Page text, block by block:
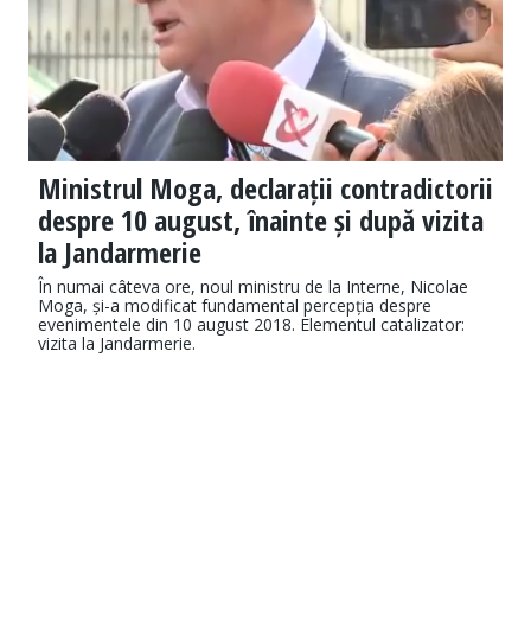
Ministrul Moga, declarații contradictorii
despre 10 august, înainte și după vizita
la Jandarmerie
În numai câteva ore, noul ministru de la Interne, Nicolae
Moga, și-a modificat fundamental percepția despre
evenimentele din 10 august 2018. Elementul catalizator:
vizita la Jandarmerie.